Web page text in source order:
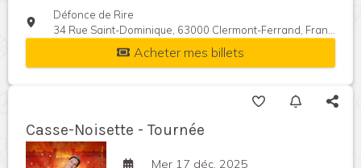
Défonce de Rire
34 Rue Saint-Dominique, 63000 Clermont-Ferrand, France
Acheter mes billets
Casse-Noisette - Tournée
Mer 17 déc. 2025